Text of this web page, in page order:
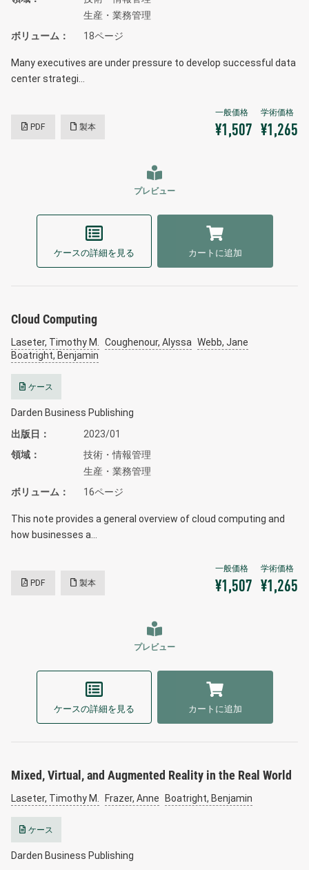
生産・業務管理
ボリューム
18ページ
Many executives are under pressure to develop successful data
center strategi…
PDF 製本 ¥1,507 ¥1,265
プレビュー
ケースの詳細を見る カートに追加
Cloud Computing
Laseter, Timothy M. Coughenour, Alyssa Webb, Jane
Boatright, Benjamin
ケース
Darden Business Publishing
出版日
2023/01
領域
技術・情報管理
生産・業務管理
ボリューム
16ページ
This note provides a general overview of cloud computing and
how businesses a…
PDF 製本 ¥1,507 ¥1,265
プレビュー
ケースの詳細を見る カートに追加
Mixed, Virtual, and Augmented Reality in the Real World
Laseter, Timothy M. Frazer, Anne Boatright, Benjamin
ケース
Darden Business Publishing